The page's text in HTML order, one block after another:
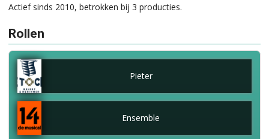
Actief sinds 2010, betrokken bij 3 producties.
Rollen
Pieter
Ensemble